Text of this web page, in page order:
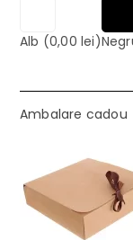
Alb (0,00 lei)
Ambalare cadou